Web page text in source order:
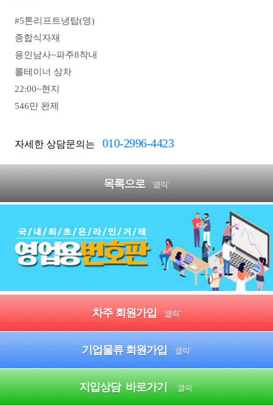
#5톤리프트냉탑(영)
종합식자재
용인남사~파주8착내
롤테이너 상차
22:00~현지
546만 완제
자세한 상담문의는 010-2996-4423
목록으로 `클릭`
차주 회원가입 `클릭`
기업물류 회원가입 `클릭`
지입상담 바로가기 `클릭`